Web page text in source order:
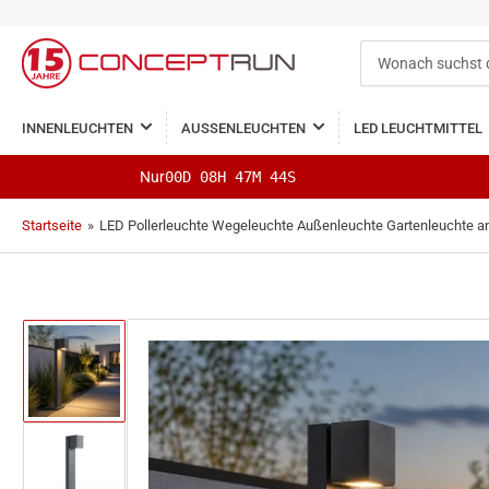
suchst
du?
INNENLEUCHTEN AUSSENLEUCHTEN LED LEUCHTMITTEL
Nur00D 08H 47M 43S
Startseite » LED Pollerleuchte Wegeleuchte Außenleuchte Gartenleuchte
Bild
in
Galerieansicht
1
laden